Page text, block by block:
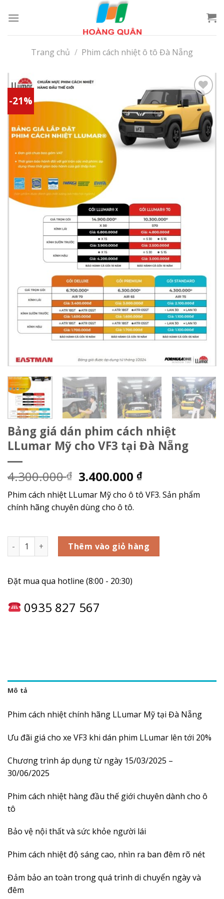
Trang chủ / Phim cách nhiệt ô tô Đà Nẵng
-21%
Add to
wishlist
Bảng giá dán phim cách nhiệt
LLumar Mỹ cho VF3 tại Đà Nẵng
4.300.000₫ 3.400.000₫
Phim cách nhiệt LLumar Mỹ cho ô tô VF3. Sản phẩm
chính hãng chuyên dùng cho ô tô.
Bảng giá dán phim cách nhiệt LLumar Mỹ cho VF3 tại Đà
Thêm vào giỏ hàng
Đặt mua qua hotline (8:00 - 20:30)
0935 827 567
Mô tả
Phim cách nhiệt chính hãng LLumar Mỹ tại Đà Nẵng
Ưu đãi giá cho xe VF3 khi dán phim LLumar lên tới 20%
Chương trình áp dụng từ ngày 15/03/2025 –
30/06/2025
Phim cách nhiệt hàng đầu thế giới chuyên dành cho ô
tô
Bảo vệ nội thất và sức khỏe người lái
Phim cách nhiệt độ sáng cao, nhìn ra ban đêm rõ nét
Đảm bảo an toàn trong quá trình di chuyển ngày và
đêm